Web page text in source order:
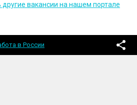
другие вакансии на нашем портале
в России